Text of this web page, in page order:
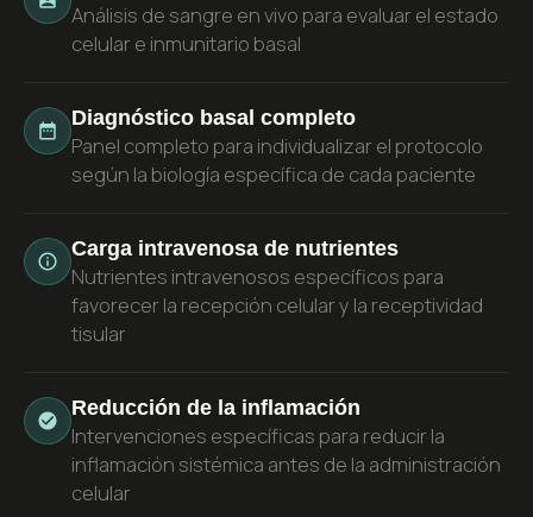
Análisis de sangre en vivo para evaluar el estado
celular e inmunitario basal
Diagnóstico basal completo
Panel completo para individualizar el protocolo
según la biología específica de cada paciente
Carga intravenosa de nutrientes
Nutrientes intravenosos específicos para
favorecer la recepción celular y la receptividad
tisular
Reducción de la inflamación
Intervenciones específicas para reducir la
inflamación sistémica antes de la administración
celular